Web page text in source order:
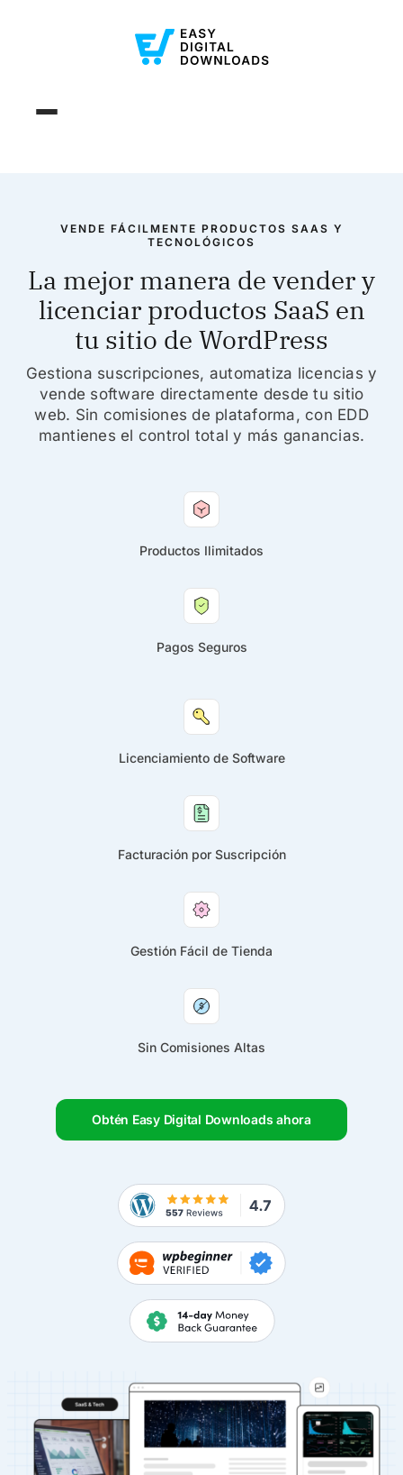
VENDE FÁCILMENTE PRODUCTOS SAAS Y
TECNOLÓGICOS
La mejor manera de vender y
licenciar productos SaaS en
tu sitio de WordPress
Gestiona suscripciones, automatiza licencias y
vende software directamente desde tu sitio
web. Sin comisiones de plataforma, con EDD
mantienes el control total y más ganancias.
Productos Ilimitados
Pagos Seguros
Licenciamiento de Software
Facturación por Suscripción
Gestión Fácil de Tienda
Sin Comisiones Altas
Obtén Easy Digital Downloads ahora